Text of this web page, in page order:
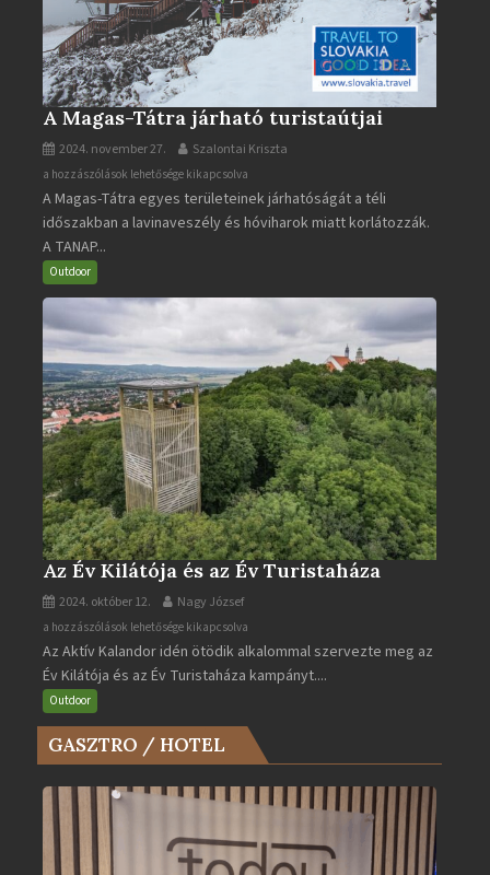
A Magas-Tátra járható turistaútjai
2024. november 27. Szalontai Kriszta
A
Magas-
Tátra
járható
turistaútjai
bejegyzéshez
a hozzászólások lehetősége kikapcsolva
A Magas-Tátra egyes területeinek járhatóságát a téli
időszakban a lavinaveszély és hóviharok miatt korlátozzák.
A TANAP...
Outdoor
Az Év Kilátója és az Év Turistaháza
2024. október 12. Nagy József
Az
Év
Kilátója
és
Év
Turistaháza
bejegyzéshez
a hozzászólások lehetősége kikapcsolva
Az Aktív Kalandor idén ötödik alkalommal szervezte meg az
Év Kilátója és az Év Turistaháza kampányt....
Outdoor
GASZTRO / HOTEL